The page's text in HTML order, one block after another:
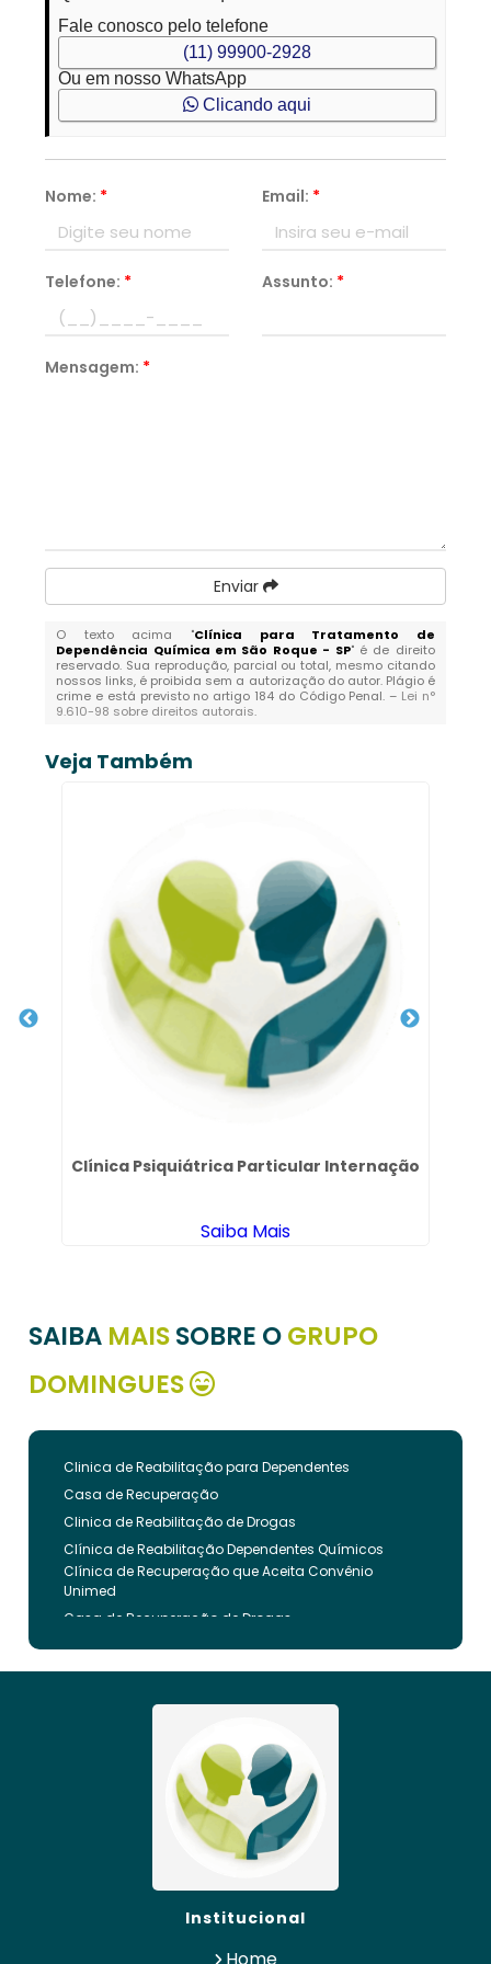
Fale conosco pelo telefone
(11) 99900-2928
Ou em nosso WhatsApp
Clicando aqui
Nome: * Email: *
Telefone: * Assunto: *
Mensagem: *
Enviar
O texto acima "Clínica para Tratamento de
Dependência Química em São Roque - SP" é de direito
reservado. Sua reprodução, parcial ou total, mesmo citando
nossos links, é proibida sem a autorização do autor. Plágio é
crime e está previsto no artigo 184 do Código Penal. – Lei n°
9.610-98 sobre direitos autorais.
Veja Também
Clínica Psiquiátrica Particular Internação
Saiba Mais
SAIBA MAISSOBRE OGRUPO
DOMINGUES
Clinica de Reabilitação para Dependentes
Casa de Recuperação
Clinica de Reabilitação de Drogas
Clínica de Reabilitação Dependentes Químicos
Clínica de Recuperação que Aceita Convênio
Unimed
Casa de Recuperação de Drogas
Clínica de Reabilitação de Dependentes Químicos
Clinica de Recuperação de Drogas Pelo Bradesco
Internação Involuntária que Aceita Convenio
Clinica de Reabilitação Involuntaria
Clinica de Reabilitação de Drogas Feminina
Casa de Recuperação para Drogados
Clinica de Reabilitação Alcoolismo
Clinica de Tratamento para Dependentes
Clinica de Recuperação Alcoolismo
Clínica de Recuperação que Aceita Convênio
Institucional